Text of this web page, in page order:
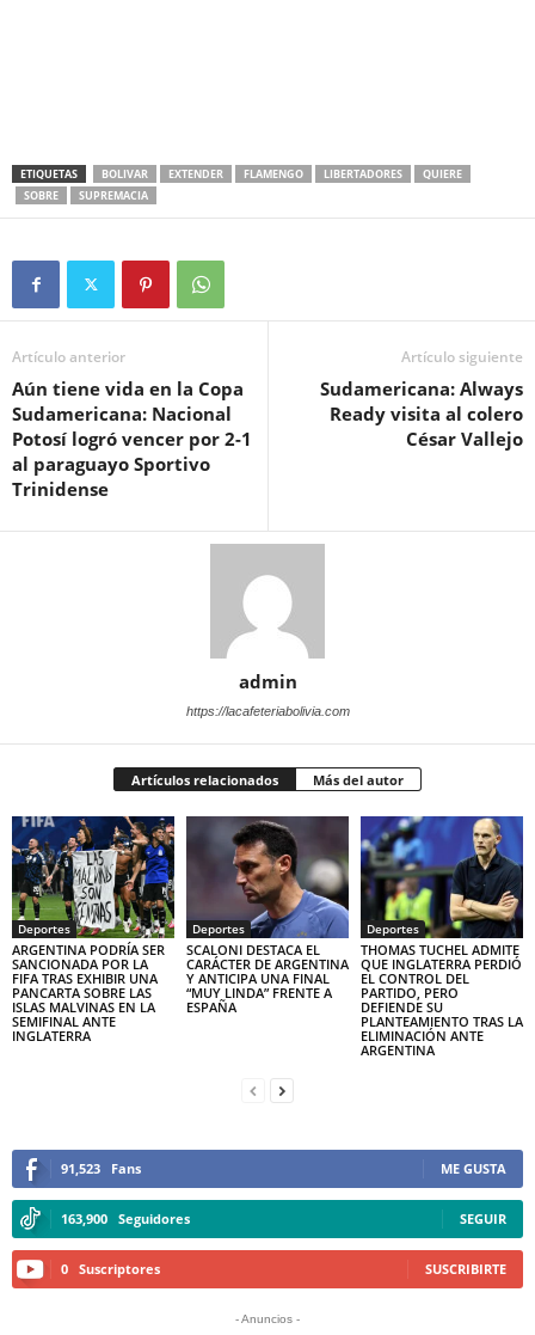
ETIQUETAS BOLIVAR EXTENDER FLAMENGO LIBERTADORES
QUIERE
SOBRE
SUPREMACIA
Artículo anterior
Aún tiene vida en la Copa
Sudamericana: Nacional
Potosí logró vencer por 2-1
al paraguayo Sportivo
Trinidense
Artículo siguiente
Sudamericana: Always
Ready visita al colero
César Vallejo
admin
https://lacafeteriabolivia.com
Artículos relacionados Más del autor
Deportes
ARGENTINA PODRÍA SER
SANCIONADA POR LA
FIFA TRAS EXHIBIR UNA
PANCARTA SOBRE LAS
ISLAS MALVINAS EN LA
SEMIFINAL ANTE
INGLATERRA
Deportes
SCALONI DESTACA EL
CARÁCTER DE ARGENTINA
Y ANTICIPA UNA FINAL
“MUY LINDA” FRENTE A
ESPAÑA
Deportes
THOMAS TUCHEL ADMITE
QUE INGLATERRA PERDIÓ
EL CONTROL DEL
PARTIDO, PERO
DEFIENDE SU
PLANTEAMIENTO TRAS LA
ELIMINACIÓN ANTE
ARGENTINA
91,523 Fans ME GUSTA
163,900 Seguidores SEGUIR
0 Suscriptores SUSCRIBIRTE
- Anuncios -